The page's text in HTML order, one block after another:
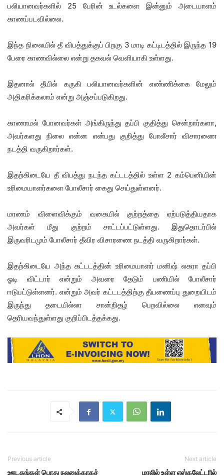
பலியானவர்களில் 25 பேரின் உடல்களை இன்னும் அடையாளம்
காணப்படவில்லை.
இந்த நிலையில் தீ விபத்துக்குப் பிறகு 3 மாடி கட்டிடத்தில் இருந்த 19
பேரை காணவில்லை என்று தகவல் வெளியாகி உள்ளது.
இதனால் தீயில் கருகி பலியானவர்களின் எண்ணிக்கை மேலும்
அதிகரிக்கலாம் என்று அஞ்சப்படுகிறது.
காணாமல் போனவர்கள் அங்கிருந்து தப்பி குதித்து சென்றார்களா,
அவர்களது நிலை என்ன என்பது குறித்து போலீசார் விசாரணை
நடத்தி வருகிறார்கள்.
இதற்கிடையே தீ விபத்து நடந்த கட்டடத்தில் உள்ள 2 கம்பெனியின்
உரிமையாளர்களை போலீசார் கைது செய்துள்ளனர்.
மரணம் விளைவிக்கும் வகையில் குற்றத்தை ஏற்படுத்தியதாக
அவர்கள் மீது குற்றம் சாட்டப்பட்டுள்ளது. இதுதொடர்பில்
இருவரிடமும் போலீசார் தீவிர விசாரணை நடத்தி வருகிறார்கள்.
இதற்கிடையே அந்த கட்டடத்தின் உரிமையாளர் மனிஷ் லகரா தப்பி
ஓடி விட்டார் என்றும் அவரை தேடும் பணியில் போலீசார்
ஈடுபட்டுள்ளனர். என்றும் அவர் கட்டடத்திற்கு தீயணைப்பு துறையிடம்
இருந்து தடையில்லா சான்றிதழ் பெறவில்லை எனவும்
தெரியவந்துள்ளது குறிப்பிடத்தக்கது.
Previous article
ஊடகங்கள் பொது நலனுக்காகச்
Next article
மாலில் உள்ள எஸ்கலேட்டரில்